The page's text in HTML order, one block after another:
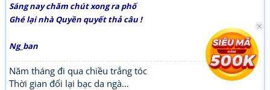
Sáng nay chăm chút xong ra phố
Ghé lại nhà Quyền quyết thả câu !
Ng_ban
Năm tháng đi qua chiều trắng tóc
Thời gian đổi lại bạc da ngà…